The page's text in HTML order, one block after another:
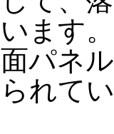
います
面パネ
られて